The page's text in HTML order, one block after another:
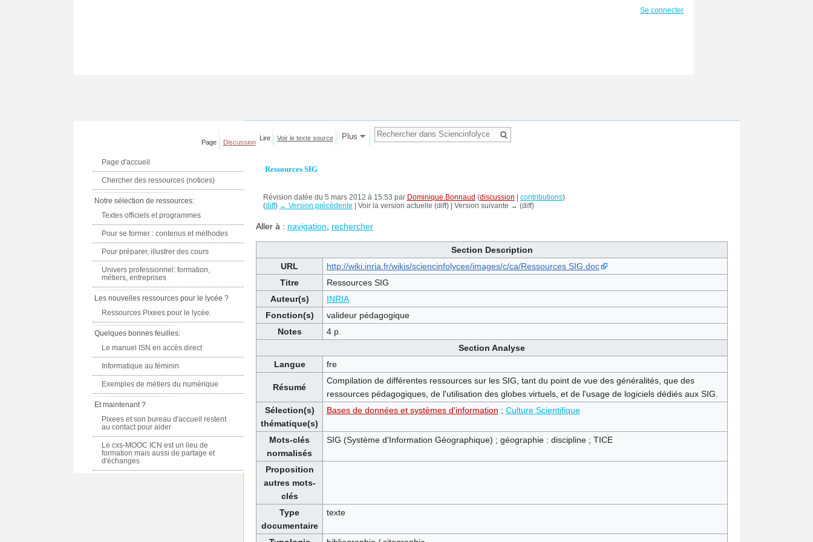
Ressources SIG
Révision datée du 5 mars 2012 à 15:53 par Dominique.Bonnaud (discussion | contributions)
(diff) ← Version précédente | Voir la version actuelle (diff) | Version suivante → (diff)
Aller à : navigation, rechercher
Section Description
URL
http://wiki.inria.fr/wikis/sciencinfolycee/images/c/ca/Ressources SIG.doc
Titre
Ressources SIG
Auteur(s)
INRIA
Fonction(s)
valideur pédagogique
Notes
4 p.
Section Analyse
Langue
fre
Résumé
Compilation de différentes ressources sur les SIG, tant du point de vue des généralités, que des
ressources pédagogiques, de l'utilisation des globes virtuels, et de l'usage de logiciels dédiés aux SIG.
Sélection(s)
thématique(s)
Bases de données et systèmes d'information ; Culture Scientifique
Mots-clés
normalisés
SIG (Système d'Information Géographique) ; géographie : discipline ; TICE
Proposition
autres mots-
clés
Type
documentaire
texte
Se connecter
Page Discussion
Lire Voir le texte source Plus
Page d'accueil
Chercher des ressources (notices)
Notre sélection de ressources:
Textes officiels et programmes
Pour se former : contenus et méthodes
Pour préparer, illustrer des cours
Univers professionnel: formation,
métiers, entreprises
Les nouvelles ressources pour le lycée ?
Ressources Pixees pour le lycée.
Quelques bonnes feuilles:
Le manuel ISN en accès direct
Informatique au féminin
Exemples de métiers du numérique
Et maintenant ?
Pixees et son bureau d'accueil restent
au contact pour aider
Le cxs-MOOC ICN est un lieu de
formation mais aussi de partage et
d'échanges